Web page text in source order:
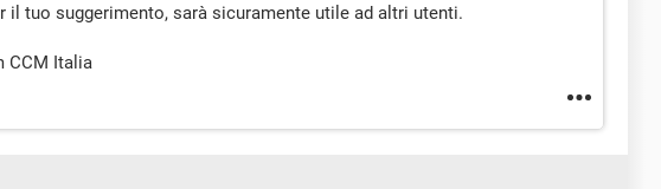
il tuo suggerimento, sarà sicuramente utile ad altri utenti.
CCM Italia